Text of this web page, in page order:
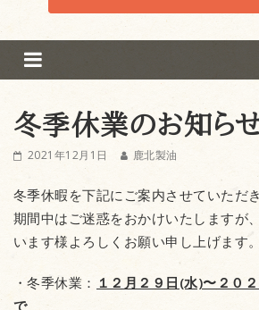
冬季休業のお知ら
2021年12月1日 鹿北製油
冬季休暇を下記にご案内させていただき
期間中はご迷惑をおかけいたしますが
います様よろしくお願い申し上げます。
・冬季休業： １２月２９日(水)〜２０
で